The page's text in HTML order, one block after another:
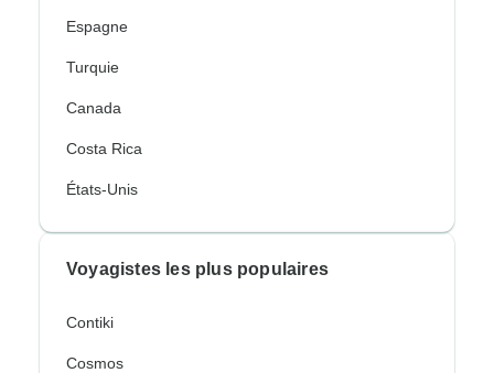
Espagne
Turquie
Canada
Costa Rica
États-Unis
Voyagistes les plus populaires
Contiki
Cosmos